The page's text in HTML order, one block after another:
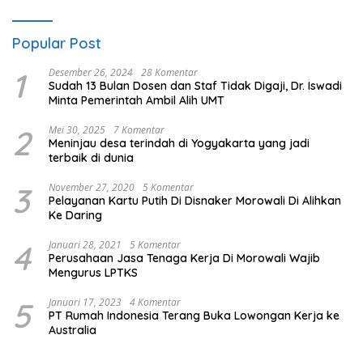
Popular Post
1 Desember 26, 2024 28 Komentar
Sudah 13 Bulan Dosen dan Staf Tidak Digaji, Dr. Iswadi
Minta Pemerintah Ambil Alih UMT
2 Mei 30, 2025 7 Komentar
Meninjau desa terindah di Yogyakarta yang jadi
terbaik di dunia
3 November 27, 2020 5 Komentar
Pelayanan Kartu Putih Di Disnaker Morowali Di Alihkan
Ke Daring
4 Januari 28, 2021 5 Komentar
Perusahaan Jasa Tenaga Kerja Di Morowali Wajib
Mengurus LPTKS
5 Januari 17, 2023 4 Komentar
PT Rumah Indonesia Terang Buka Lowongan Kerja ke
Australia